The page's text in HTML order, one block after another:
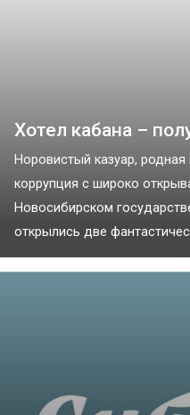
Хотел кабана –
Норовистый казуар,
коррупция с широко
Новосибирском
открылись две